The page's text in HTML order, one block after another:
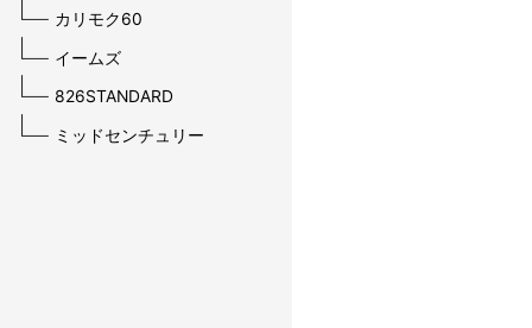
カリモク60
イームズ
826STANDARD
ミッドセンチュリー